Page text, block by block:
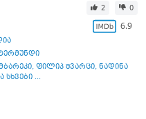
2 0
6.9
, ფილიპ შვარცი, ნადინა
სხვები ...